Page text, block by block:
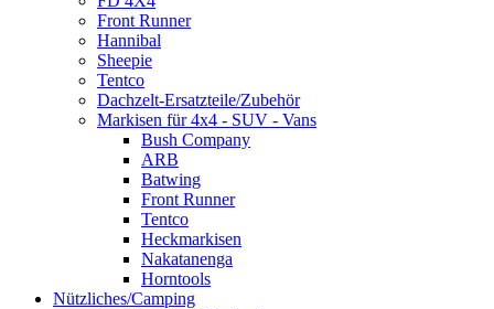
Front Runner
Hannibal
Sheepie
Tentco
Dachzelt-Ersatzteile/Zubehör
Markisen für 4x4 - SUV - Vans
Bush Company
ARB
Batwing
Front Runner
Tentco
Heckmarkisen
Nakatanenga
Horntools
Nützliches/Camping